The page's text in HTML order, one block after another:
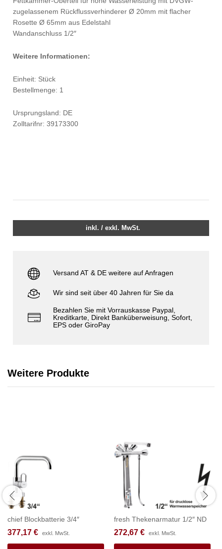
zugelassenem Rückflussverhinderer Ø 20mm mit flacher
Rosette Ø 65mm aus Edelstahl
Wandanschluss 1/2″
Weitere Informationen:
Einheit: Stück
Bestellmenge: 1
Ursprungsland: DE
Zolltarifnr: 39173300
inkl. / exkl. MwSt.
Versand AT & DE weitere auf Anfragen
Wir sind seit über 40 Jahren für Sie da
Bezahlen Sie mit Vorrauskasse Paypal,
Kreditkarte, Direkt Banküberweisung, Sofort,
EPS oder GiroPay
Weitere Produkte
chief Blockbatterie 3/4″
377,17 € exkl. MwSt.
fresh Thekenarmatur 1/2″ ND
272,67 € exkl. MwSt.